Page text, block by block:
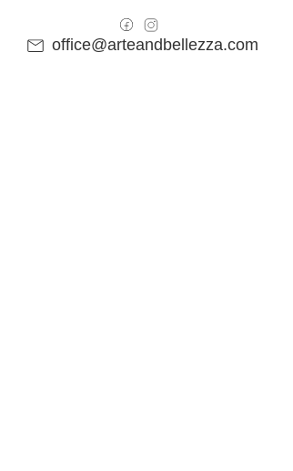
office@arteandbellezza.com